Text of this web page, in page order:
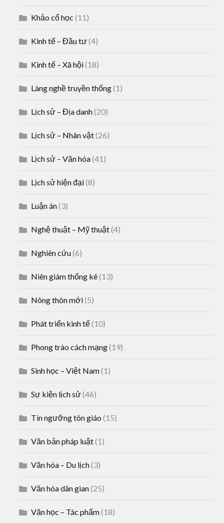
Khảo cổ học (11)
Kinh tế – Đầu tư(4)
Kinh tế – Xã hội(18)
Làng nghề truyền thống(1)
Lịch sử – Địa danh(20)
Lịch sử – Nhân vật(26)
Lịch sử – Văn hóa(41)
Lịch sử hiện đại(8)
Luận án(3)
Nghệ thuật – Mỹ thuật(4)
Nghiên cứu(6)
Niên giám thống kê(13)
Nông thôn mới(5)
Phát triển kinh tế(10)
Phong trào cách mạng(19)
Sinh học – Việt Nam(1)
Sự kiện lịch sử(46)
Tín ngưỡng tôn giáo (15)
Văn bản pháp luật(1)
Văn hóa – Du lịch(3)
Văn hóa dân gian(25)
Văn học – Tác phẩm(18)